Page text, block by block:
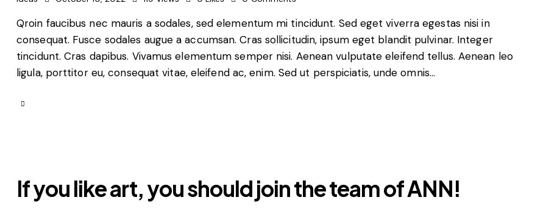
Qroin faucibus nec mauris a sodales, sed elementum mi tincidunt. Sed eget viverra egestas nisi in
consequat. Fusce sodales augue a accumsan. Cras sollicitudin, ipsum eget blandit pulvinar. Integer
tincidunt. Cras dapibus. Vivamus elementum semper nisi. Aenean vulputate eleifend tellus. Aenean leo
ligula, porttitor eu, consequat vitae, eleifend ac, enim. Sed ut perspiciatis, unde omnis…
If you like art, you should join the team of ANN!